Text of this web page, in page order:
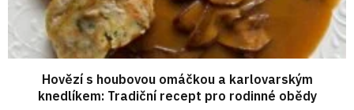
Hovězí s houbovou omáčkou a karlovarským
knedlíkem: Tradiční recept pro rodinné obědy